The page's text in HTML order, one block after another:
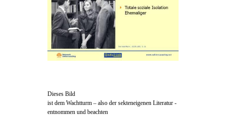
Dieses Bild
ist dem Wachtturm – also der sekteneigenen Literatur -
entnommen und beachten